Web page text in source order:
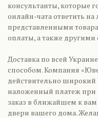
консультанты, которые
онлайн-чата ответить
представленными
оплаты, а также другими
Доставка по всей
способом. Компания
действительно широкий
наложенный платеж при
заказ в ближайшем к вам
двери вашего дома.